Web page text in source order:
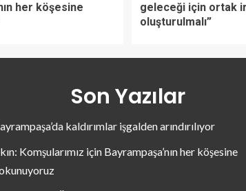
her köşesine
geleceği için ortak
oluşturulmalı”
Son Yazılar
kaldırımlar işgalden arındırılıyor
Komşularımız için Bayrampaşa’nın her köşesine